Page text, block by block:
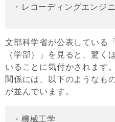
・レコーディングエンジ
文部科学省が公表している
（学部）」を見ると、驚く
いることに気付かされます
関係には、以下のようなも
が並んでいます。
・機械工学